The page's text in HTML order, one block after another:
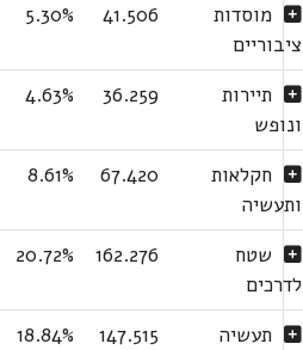
מוסדות
ציבוריים
41.506
5.30%
תיירות
ונופש
36.259
4.63%
חקלאות
ותעשיה
67.420
8.61%
שטח
לדרכים
162.276
20.72%
תעשיה
147.515
18.84%